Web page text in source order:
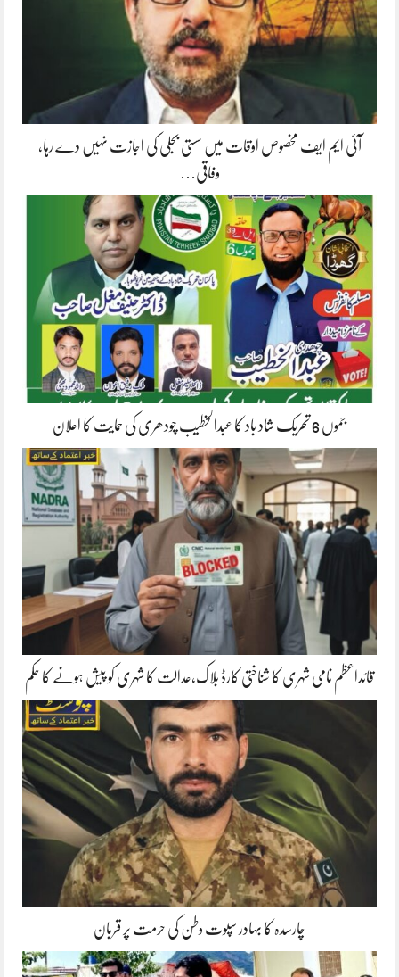
آئی ایم ایف مخصوص اوقات میں سستی بجلی کی اجازت نہیں دے رہا،
وفاقی…
جموں 6 تحریک شاد باد کا عبدالخطیب چودھری کی حمایت کا اعلان
قائداعظم نامی شہری کا شناختی کارڈ بلاک،عدالت کا شہری کو پیش ہونے کا حکم
چارسدہ کا بہادر سپوت وطن کی حرمت پر قربان